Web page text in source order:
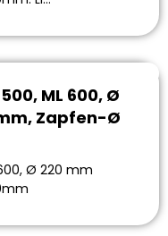
ML 600, Ø
Zapfen-Ø
Ø 220 mm